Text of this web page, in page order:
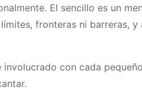
El sencillo es un
fronteras ni barreras, y
con cada